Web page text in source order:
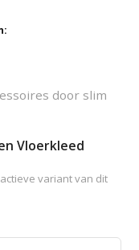
door slim
Vloerkleed
variant van dit